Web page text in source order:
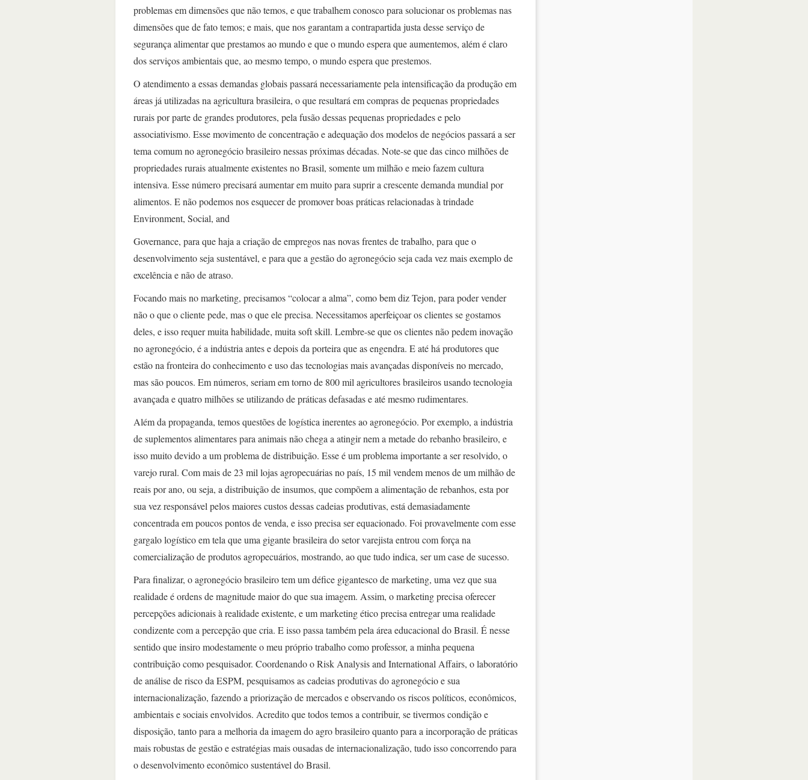
problemas em dimensões que não temos, e que trabalhem conosco para solucionar os problemas nas
dimensões que de fato temos; e mais, que nos garantam a contrapartida justa desse serviço de
segurança alimentar que prestamos ao mundo e que o mundo espera que aumentemos, além é claro
dos serviços ambientais que, ao mesmo tempo, o mundo espera que prestemos.
O atendimento a essas demandas globais passará necessariamente pela intensificação da produção em
áreas já utilizadas na agricultura brasileira, o que resultará em compras de pequenas propriedades
rurais por parte de grandes produtores, pela fusão dessas pequenas propriedades e pelo
associativismo. Esse movimento de concentração e adequação dos modelos de negócios passará a ser
tema comum no agronegócio brasileiro nessas próximas décadas. Note-se que das cinco milhões de
propriedades rurais atualmente existentes no Brasil, somente um milhão e meio fazem cultura
intensiva. Esse número precisará aumentar em muito para suprir a crescente demanda mundial por
alimentos. E não podemos nos esquecer de promover boas práticas relacionadas à trindade
Environment, Social, and
Governance, para que haja a criação de empregos nas novas frentes de trabalho, para que o
desenvolvimento seja sustentável, e para que a gestão do agronegócio seja cada vez mais exemplo de
excelência e não de atraso.
Focando mais no marketing, precisamos “colocar a alma”, como bem diz Tejon, para poder vender
não o que o cliente pede, mas o que ele precisa. Necessitamos aperfeiçoar os clientes se gostamos
deles, e isso requer muita habilidade, muita soft skill. Lembre-se que os clientes não pedem inovação
no agronegócio, é a indústria antes e depois da porteira que as engendra. E até há produtores que
estão na fronteira do conhecimento e uso das tecnologias mais avançadas disponíveis no mercado,
mas são poucos. Em números, seriam em torno de 800 mil agricultores brasileiros usando tecnologia
avançada e quatro milhões se utilizando de práticas defasadas e até mesmo rudimentares.
Além da propaganda, temos questões de logística inerentes ao agronegócio. Por exemplo, a indústria
de suplementos alimentares para animais não chega a atingir nem a metade do rebanho brasileiro, e
isso muito devido a um problema de distribuição. Esse é um problema importante a ser resolvido, o
varejo rural. Com mais de 23 mil lojas agropecuárias no país, 15 mil vendem menos de um milhão de
reais por ano, ou seja, a distribuição de insumos, que compõem a alimentação de rebanhos, esta por
sua vez responsável pelos maiores custos dessas cadeias produtivas, está demasiadamente
concentrada em poucos pontos de venda, e isso precisa ser equacionado. Foi provavelmente com esse
gargalo logístico em tela que uma gigante brasileira do setor varejista entrou com força na
comercialização de produtos agropecuários, mostrando, ao que tudo indica, ser um case de sucesso.
Para finalizar, o agronegócio brasileiro tem um défice gigantesco de marketing, uma vez que sua
realidade é ordens de magnitude maior do que sua imagem. Assim, o marketing precisa oferecer
percepções adicionais à realidade existente, e um marketing ético precisa entregar uma realidade
condizente com a percepção que cria. E isso passa também pela área educacional do Brasil. É nesse
sentido que insiro modestamente o meu próprio trabalho como professor, a minha pequena
contribuição como pesquisador. Coordenando o Risk Analysis and International Affairs, o laboratório
de análise de risco da ESPM, pesquisamos as cadeias produtivas do agronegócio e sua
internacionalização, fazendo a priorização de mercados e observando os riscos políticos, econômicos,
ambientais e sociais envolvidos. Acredito que todos temos a contribuir, se tivermos condição e
disposição, tanto para a melhoria da imagem do agro brasileiro quanto para a incorporação de práticas
mais robustas de gestão e estratégias mais ousadas de internacionalização, tudo isso concorrendo para
o desenvolvimento econômico sustentável do Brasil.